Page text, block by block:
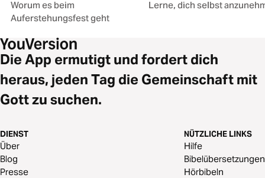
Worum es beim
Auferstehungsfest geht
Lerne, dich selbst
Die App ermutigt und fordert dich
heraus, jeden Tag die Gemeinschaft mit
Gott zu suchen.
DIENST
Über
Blog
Presse
NÜTZLICHE LINKS
Hilfe
Bibelübersetzungen
Hörbibeln